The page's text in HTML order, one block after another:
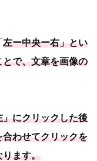
左ー中央ー右」とい
で、文章を画像の
」にクリックした後
わせてクリックを
ります。